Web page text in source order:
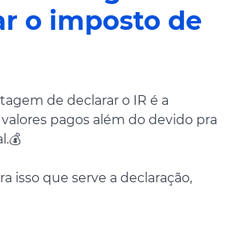
o imposto de
de declarar o IR é a
pagos além do devido pra
isso que serve a declaração,